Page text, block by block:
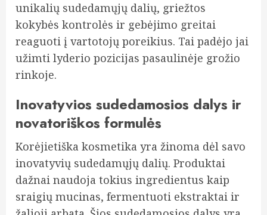
unikalių sudedamųjų dalių, griežtos
kokybės kontrolės ir gebėjimo greitai
reaguoti į vartotojų poreikius. Tai padėjo jai
užimti lyderio pozicijas pasaulinėje grožio
rinkoje.
Inovatyvios sudedamosios dalys ir
novatoriškos formulės
Korėjietiška kosmetika yra žinoma dėl savo
inovatyvių sudedamųjų dalių. Produktai
dažnai naudoja tokius ingredientus kaip
sraigių mucinas, fermentuoti ekstraktai ir